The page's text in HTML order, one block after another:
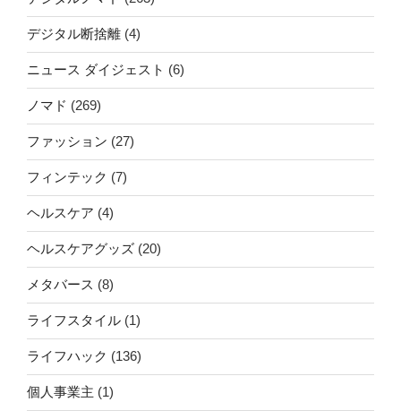
デジタル断捨離 (4)
ニュース ダイジェスト (6)
ノマド (269)
ファッション (27)
フィンテック (7)
ヘルスケア (4)
ヘルスケアグッズ (20)
メタバース (8)
ライフスタイル (1)
ライフハック (136)
個人事業主 (1)